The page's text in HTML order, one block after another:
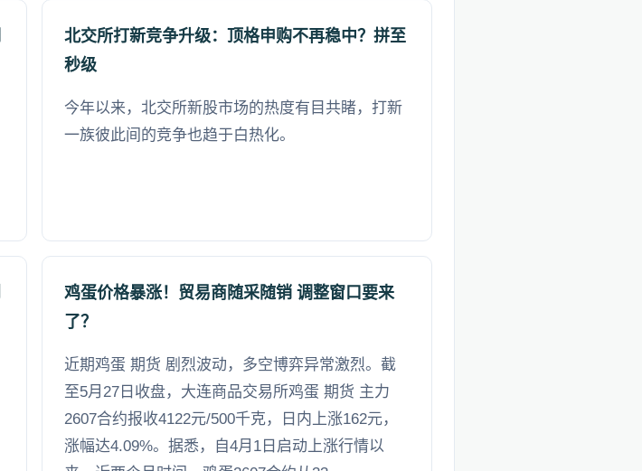
北交所打新竞争升级：顶格申购不再稳中？拼至
秒级
今年以来，北交所新股市场的热度有目共睹，打新
一族彼此间的竞争也趋于白热化。
鸡蛋价格暴涨！贸易商随采随销 调整窗口要来
了？
近期鸡蛋 期货 剧烈波动，多空博弈异常激烈。截
至5月27日收盘，大连商品交易所鸡蛋 期货 主力
2607合约报收4122元/500千克，日内上涨162元，
涨幅达4.09%。据悉，自4月1日启动上涨行情以